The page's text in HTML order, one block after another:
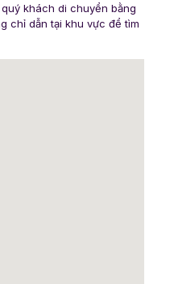
khách di chuyển bằng
chỉ dẫn tại khu vực để tìm